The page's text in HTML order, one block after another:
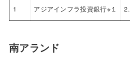
1 アジアインフラ投資銀行※１
南アランド